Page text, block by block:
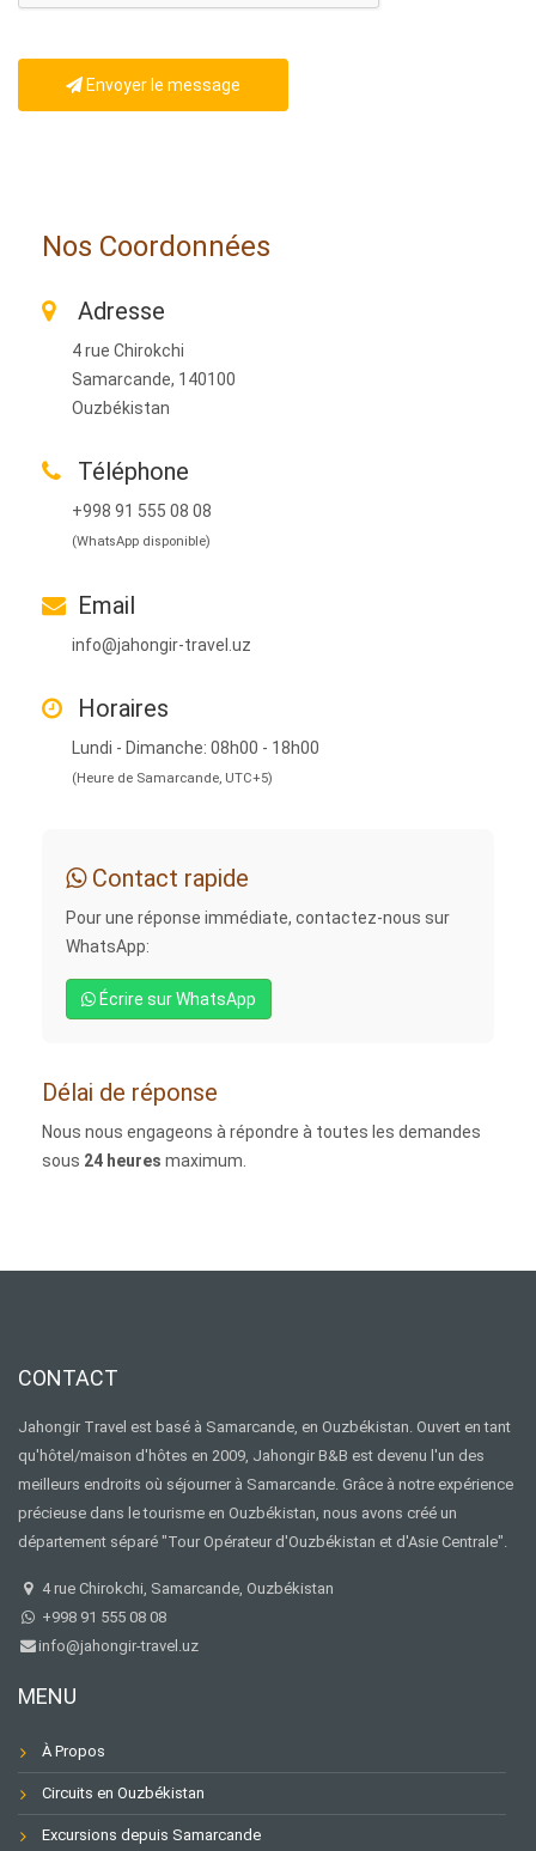
Envoyer le message
Nos Coordonnées
Adresse
4 rue Chirokchi
Samarcande, 140100
Ouzbékistan
Téléphone
+998 91 555 08 08
(WhatsApp disponible)
Email
info@jahongir-travel.uz
Horaires
Lundi - Dimanche: 08h00 - 18h00
(Heure de Samarcande, UTC+5)
Contact rapide
Pour une réponse immédiate, contactez-nous sur
WhatsApp:
Écrire sur WhatsApp
Délai de réponse
Nous nous engageons à répondre à toutes les demandes
sous 24 heures maximum.
CONTACT
Jahongir Travel est basé à Samarcande, en Ouzbékistan. Ouvert en tant
qu'hôtel/maison d'hôtes en 2009, Jahongir B&B est devenu l'un des
meilleurs endroits où séjourner à Samarcande. Grâce à notre expérience
précieuse dans le tourisme en Ouzbékistan, nous avons créé un
département séparé "Tour Opérateur d'Ouzbékistan et d'Asie Centrale".
4 rue Chirokchi, Samarcande, Ouzbékistan
+998 91 555 08 08
info@jahongir-travel.uz
MENU
À Propos
Circuits en Ouzbékistan
Excursions depuis Samarcande